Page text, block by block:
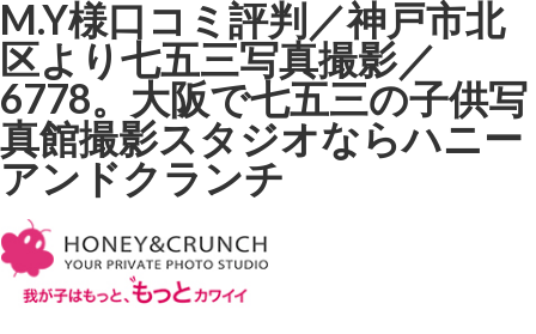
M.Y様口コミ評判／神戸市北
区より七五三写真撮影／
6778。大阪で七五三の子供写
真館撮影スタジオならハニー
アンドクランチ